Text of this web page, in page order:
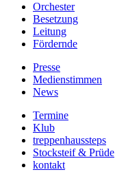
Orchester
Besetzung
Leitung
Fördernde
Presse
Medienstimmen
News
Termine
Klub
treppenhaussteps
Stocksteif & Prüde
kontakt